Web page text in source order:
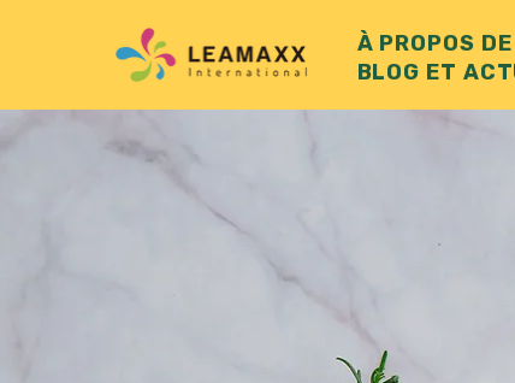
À PROPOS
BLOG ET